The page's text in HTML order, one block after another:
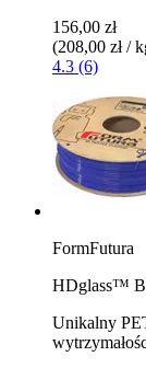
156,00 zł
(208,00 zł /
4.3 (6)
FormFutura
HDglass™
Unikalny